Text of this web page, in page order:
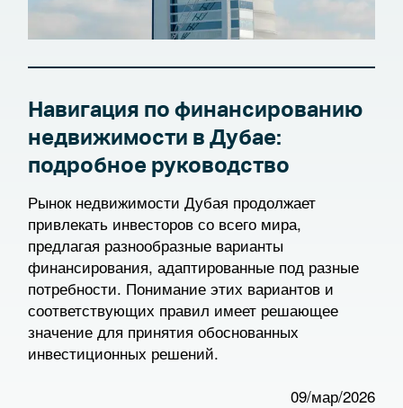
Навигация по финансированию
недвижимости в Дубае:
подробное руководство
Рынок недвижимости Дубая продолжает
привлекать инвесторов со всего мира,
предлагая разнообразные варианты
финансирования, адаптированные под разные
потребности. Понимание этих вариантов и
соответствующих правил имеет решающее
значение для принятия обоснованных
инвестиционных решений.
09/мар/2026